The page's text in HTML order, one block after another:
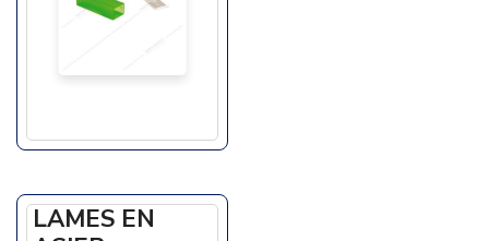
LAMES EN